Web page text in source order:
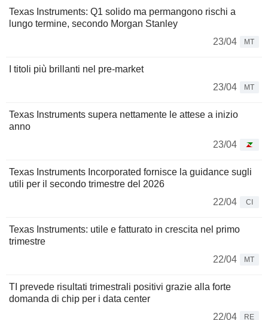
Texas Instruments: Q1 solido ma permangono rischi a
lungo termine, secondo Morgan Stanley
23/04
MT
I titoli più brillanti nel pre-market
23/04
MT
Texas Instruments supera nettamente le attese a inizio
anno
23/04
Texas Instruments Incorporated fornisce la guidance sugli
utili per il secondo trimestre del 2026
22/04
CI
Texas Instruments: utile e fatturato in crescita nel primo
trimestre
22/04
MT
TI prevede risultati trimestrali positivi grazie alla forte
domanda di chip per i data center
22/04
RE